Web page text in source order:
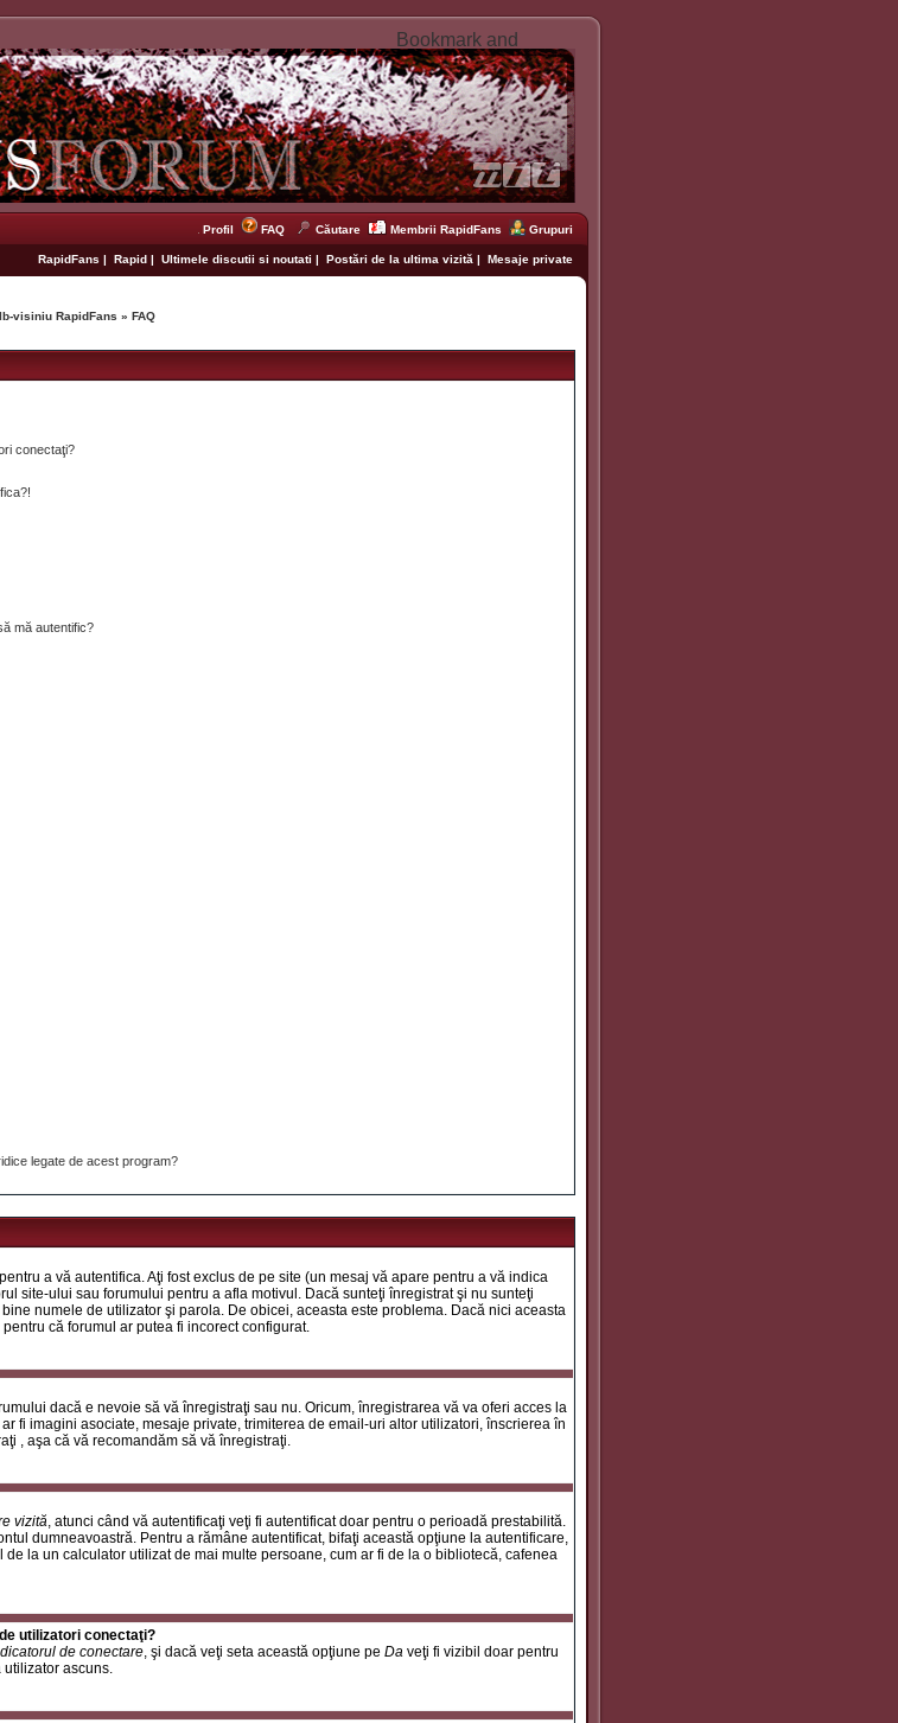
Profil FAQ Căutare Membrii RapidFans Grupuri
RapidFans | Rapid | Ultimele discutii si noutati | Postări de la ultima vizită | Mesaje private
visiniu RapidFans » FAQ
conectaţi?
mă autentific?
legate de acest program?
a vă autentifica. Aţi fost exclus de pe site (un mesaj vă apare pentru a vă indica
site-ului sau forumului pentru a afla motivul. Dacă sunteţi înregistrat şi nu sunteţi
numele de utilizator şi parola. De obicei, aceasta este problema. Dacă nici aceasta
că forumul ar putea fi incorect configurat.
dacă e nevoie să vă înregistraţi sau nu. Oricum, înregistrarea vă va oferi acces la
fi imagini asociate, mesaje private, trimiterea de email-uri altor utilizatori, înscrierea în
, aşa că vă recomandăm să vă înregistraţi.
vizită, atunci când vă autentificaţi veţi fi autentificat doar pentru o perioadă prestabilită.
dumneavoastră. Pentru a rămâne autentificat, bifaţi această opţiune la autentificare,
la un calculator utilizat de mai multe persoane, cum ar fi de la o bibliotecă, cafenea
utilizatori conectaţi?
de conectare, şi dacă veţi seta această opţiune pe Da veţi fi vizibil doar pentru
utilizator ascuns.